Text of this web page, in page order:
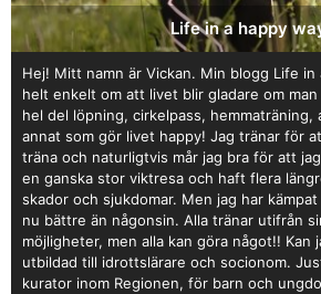
Life in a happy
Hej! Mitt namn är Vickan. Min blogg Life in
helt enkelt om att livet blir gladare om
hel del löpning, cirkelpass, hemmaträning,
annat som gör livet happy! Jag tränar för
träna och naturligtvis mår jag bra för att
en ganska stor viktresa och haft flera
skador och sjukdomar. Men jag har
nu bättre än någonsin. Alla tränar utifrån
möjligheter, men alla kan göra något!! Kan
utbildad till idrottslärare och socionom.
kurator inom Regionen, för barn och